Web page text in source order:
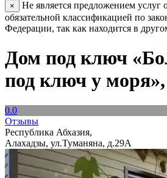
×
Не является предложением услуг
обязательной классификацией по
Федерации, так как находится в
Дом под ключ
под ключ у
0.0
Отзывы
Республика Абхазия,
Алахадзы, ул.Туманяна, д.29А